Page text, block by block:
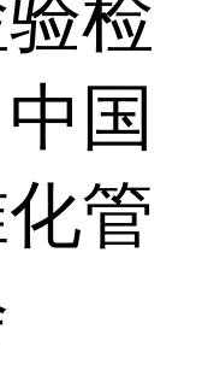
检
国
管